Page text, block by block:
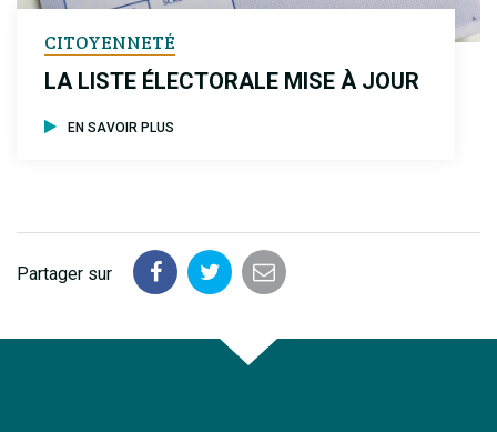
CITOYENNETÉ
LA LISTE ÉLECTORALE MISE À JOUR
EN SAVOIR PLUS
Partager sur
Partager
Facebook
Partager
Twitter
Partager
email